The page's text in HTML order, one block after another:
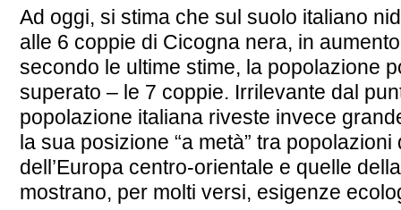
Ad oggi, si stima che sul suolo italiano
alle 6 coppie di Cicogna nera, in
secondo le ultime stime, la popolazione
superato – le 7 coppie. Irrilevante dal
popolazione italiana riveste invece
la sua posizione “a metà” tra
dell’Europa centro-orientale e quelle
mostrano, per molti versi, esigenze